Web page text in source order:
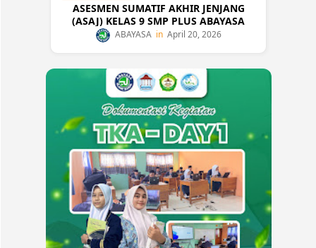
ASESMEN SUMATIF AKHIR JENJANG
(ASAJ) KELAS 9 SMP PLUS ABAYASA
ABAYASA April 20, 2026